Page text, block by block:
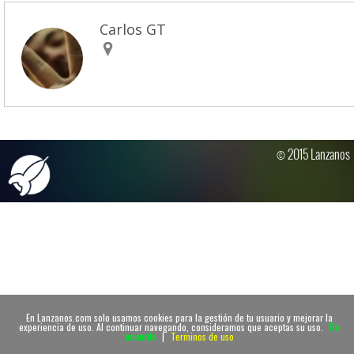
En Lanzanos.com solo usamos cookies para la gestión de tu usuario y mejorar la
experiencia de uso. Al continuar navegando, consideramos que aceptas su uso. De
acuerdo | Terminos de uso
Carlos GT
© 2015 Lanzanos